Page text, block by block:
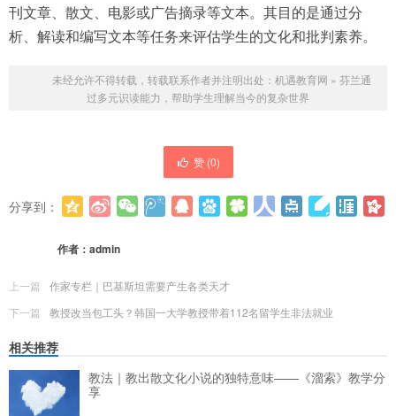
刊文章、散文、电影或广告摘录等文本。其目的是通过分
析、解读和编写文本等任务来评估学生的文化和批判素养。
未经允许不得转载，转载联系作者并注明出处： 机遇教育网 » 芬兰通
过多元识读能力，帮助学生理解当今的复杂世界
赞 (0)
分享到：
作者： admin
上一篇
作家专栏｜巴基斯坦需要产生各类天才
下一篇
教授改当包工头？韩国一大学教授带着112名留学生非法就业
相关推荐
教法｜教出散文化小说的独特意味——《溜索》教学分
享